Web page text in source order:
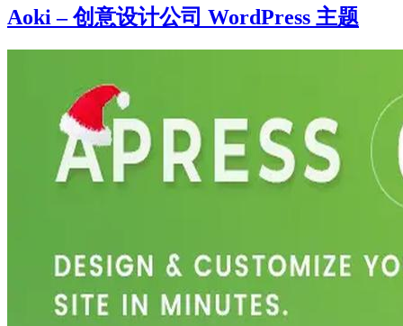
Aoki – 创意设计公司 WordPress 主题